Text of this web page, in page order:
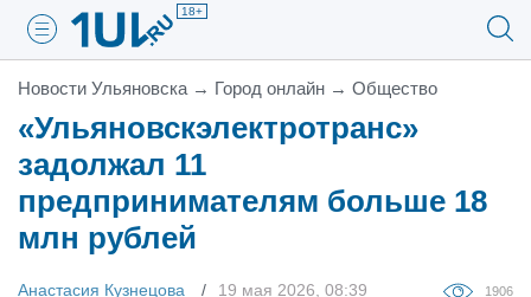
18+
Новости Ульяновска → Город онлайн → Общество
«Ульяновскэлектротранс»
задолжал 11
предпринимателям больше 18
млн рублей
Анастасия Кузнецова 19 мая 2026, 08:39 1906